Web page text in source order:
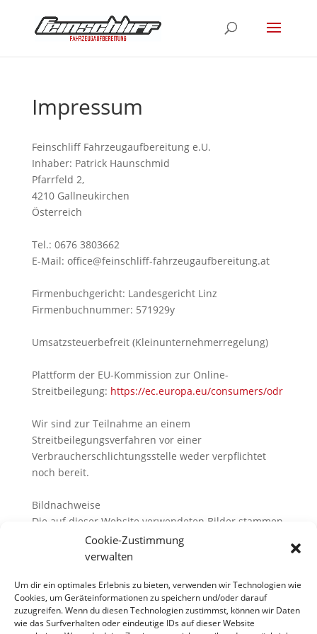
Cookie-Zustimmung
verwalten
Um dir ein optimales Erlebnis zu bieten, verwenden wir Technologien wie
Cookies, um Geräteinformationen zu speichern und/oder darauf
zuzugreifen. Wenn du diesen Technologien zustimmst, können wir Daten
wie das Surfverhalten oder eindeutige IDs auf dieser Website
Impressum
Feinschliff Fahrzeugaufbereitung e.U.
Inhaber: Patrick Haunschmid
Pfarrfeld 2,
4210 Gallneukirchen
Österreich
Tel.: 0676 3803662
E-Mail: office@feinschliff-fahrzeugaufbereitung.at
Firmenbuchgericht: Landesgericht Linz
Firmenbuchnummer: 571929y
Umsatzsteuerbefreit (Kleinunternehmerregelung)
Plattform der EU-Kommission zur Online-
Streitbeilegung: https://ec.europa.eu/consumers/odr
Wir sind zur Teilnahme an einem
Streitbeilegungsverfahren vor einer
Verbraucherschlichtungsstelle weder verpflichtet
noch bereit.
Bildnachweise
Die auf dieser Website verwendeten Bilder stammen
Envato Elements (elements.envato.com)
Icon-icons.com (icon-icons.com)
Pixabay (pixabay.com)